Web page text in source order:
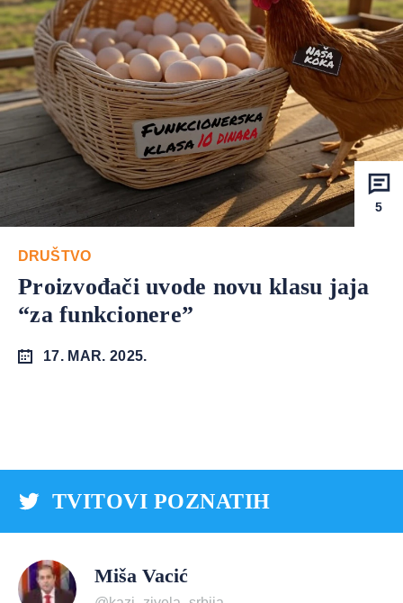
5
DRUŠTVO
Proizvođači uvode novu klasu jaja
“za funkcionere”
17. MAR. 2025.
TVITOVI POZNATIH
Miša Vacić